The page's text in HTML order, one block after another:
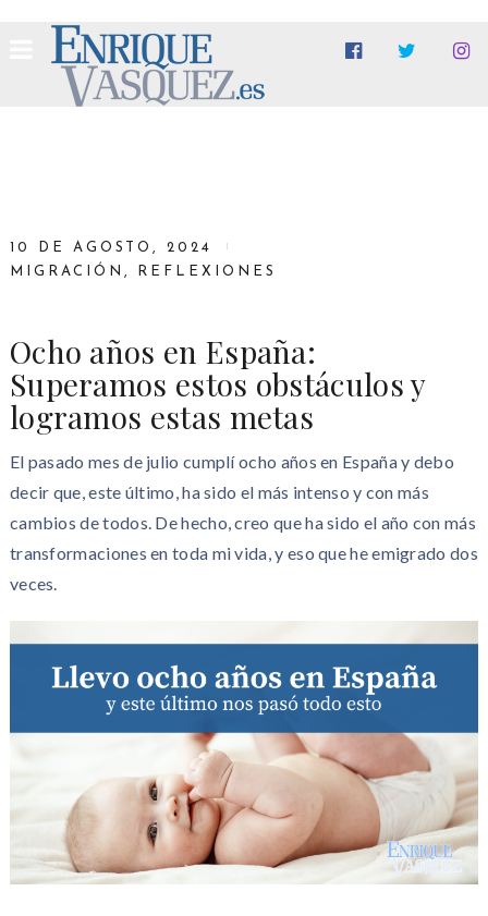
10 DE AGOSTO, 2024
MIGRACIÓN , REFLEXIONES
Ocho años en España:
Superamos estos obstáculos y
logramos estas metas
El pasado mes de julio cumplí ocho años en España y debo
decir que, este último, ha sido el más intenso y con más
cambios de todos. De hecho, creo que ha sido el año con más
transformaciones en toda mi vida, y eso que he emigrado dos
veces.